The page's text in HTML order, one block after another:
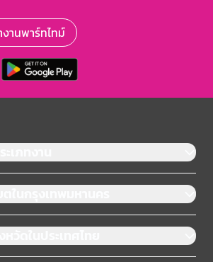
งานพาร์ทไทม์
ภทงาน
ในกรุงเทพมหานคร
ดในประเทศไทย